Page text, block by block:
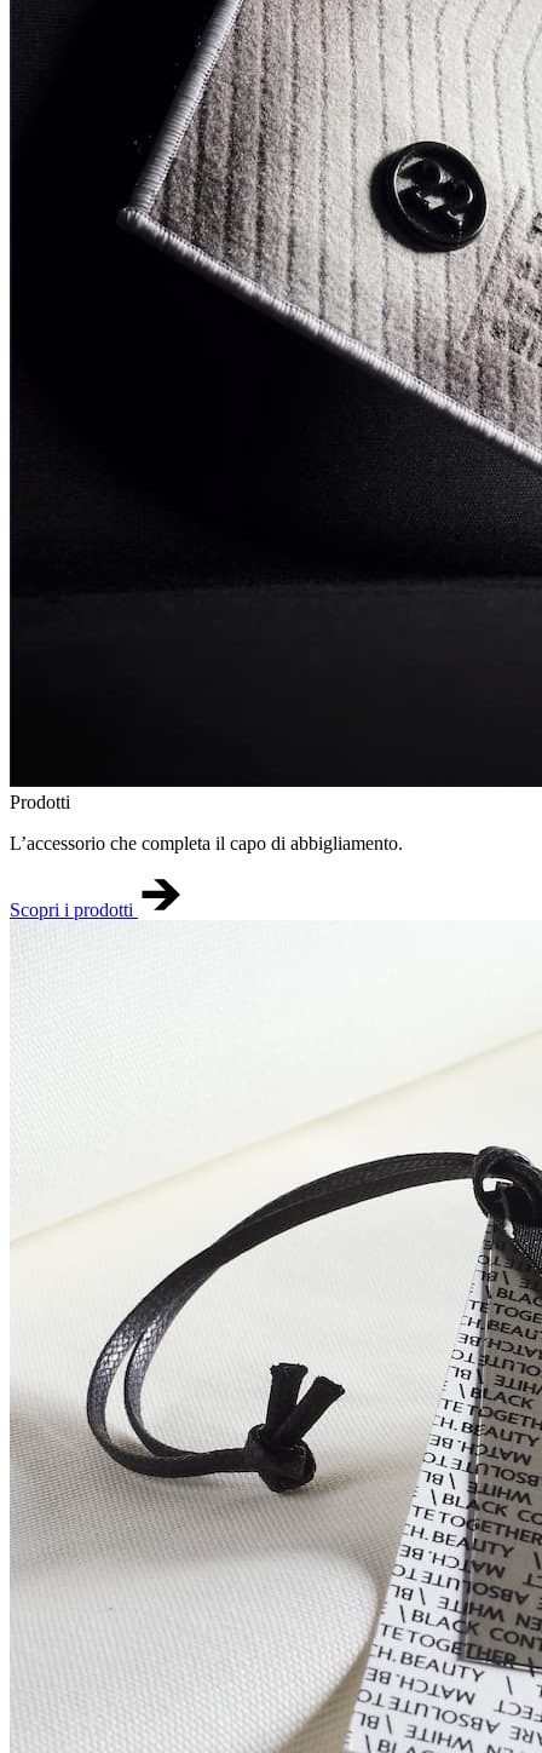
Prodotti
L’accessorio che completa il capo di abbigliamento.
Scopri i prodotti